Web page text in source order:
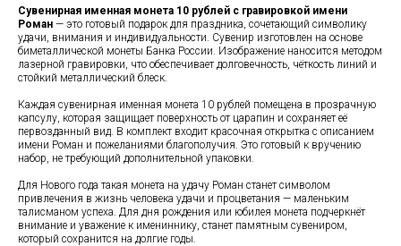
Сувенирная именная монета 10 рублей с гравировкой имени
Роман — это готовый подарок для праздника, сочетающий символику
удачи, внимания и индивидуальности. Сувенир изготовлен на основе
биметаллической монеты Банка России. Изображение наносится методом
лазерной гравировки, что обеспечивает долговечность, чёткость линий и
стойкий металлический блеск.
Каждая сувенирная именная монета 10 рублей помещена в прозрачную
капсулу, которая защищает поверхность от царапин и сохраняет её
первозданный вид. В комплект входит красочная открытка с описанием
имени Роман и пожеланиями благополучия. Это готовый к вручению
набор, не требующий дополнительной упаковки.
Для Нового года такая монета на удачу Роман станет символом
привлечения в жизнь человека удачи и процветания — маленьким
талисманом успеха. Для дня рождения или юбилея монета подчеркнёт
внимание и уважение к имениннику, станет памятным сувениром,
который сохранится на долгие годы.